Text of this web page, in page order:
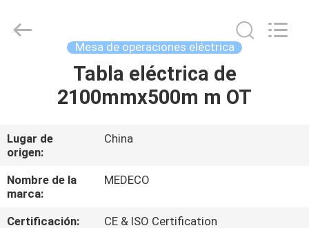
SOBRE
NOSOTROS
Mesa de operaciones eléctrica
Tabla eléctrica de
2100mmx500m m OT
Lugar de
origen:
China
Nombre de la
marca:
MEDECO
Certificación:
CE & ISO Certification